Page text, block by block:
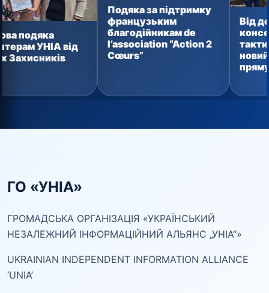
Подяка за підтримку
французьким
благодійникам de
l’association “Action 2
Cœurs”
Від домашньої
консервації до
тактичних
новий вантаж уже
прямує
ГО «УНІА»
ГРОМАДСЬКА ОРГАНІЗАЦІЯ «УКРАЇНСЬКИЙ
НЕЗАЛЕЖНИЙ ІНФОРМАЦІЙНИЙ АЛЬЯНС „УНІА“»
UKRAINIAN INDEPENDENT INFORMATION ALLIANCE
‘UNIA’